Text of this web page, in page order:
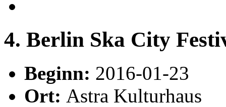
4. Berlin Ska City
Beginn: 2016-01-23
Ort: Astra Kulturhaus